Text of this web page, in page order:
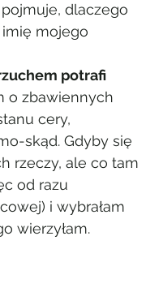
dlaczego
mojego
potrafi
o zbawiennych
cery,
skąd. Gdyby się
rzeczy, ale co tam
od razu
i wybrałam
wierzyłam.